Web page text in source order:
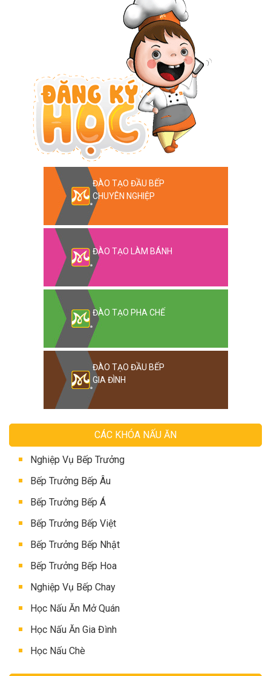
ĐÀO TẠO ĐẦU BẾP
CHUYÊN NGHIỆP
ĐÀO TẠO LÀM BÁNH
ĐÀO TẠO PHA CHẾ
ĐÀO TẠO ĐẦU BẾP
GIA ĐÌNH
CÁC KHÓA NẤU ĂN
Nghiệp Vụ Bếp Trưởng
Bếp Trưởng Bếp Âu
Bếp Trưởng Bếp Á
Bếp Trưởng Bếp Việt
Bếp Trưởng Bếp Nhật
Bếp Trưởng Bếp Hoa
Nghiệp Vụ Bếp Chay
Học Nấu Ăn Mở Quán
Học Nấu Ăn Gia Đình
Học Nấu Chè